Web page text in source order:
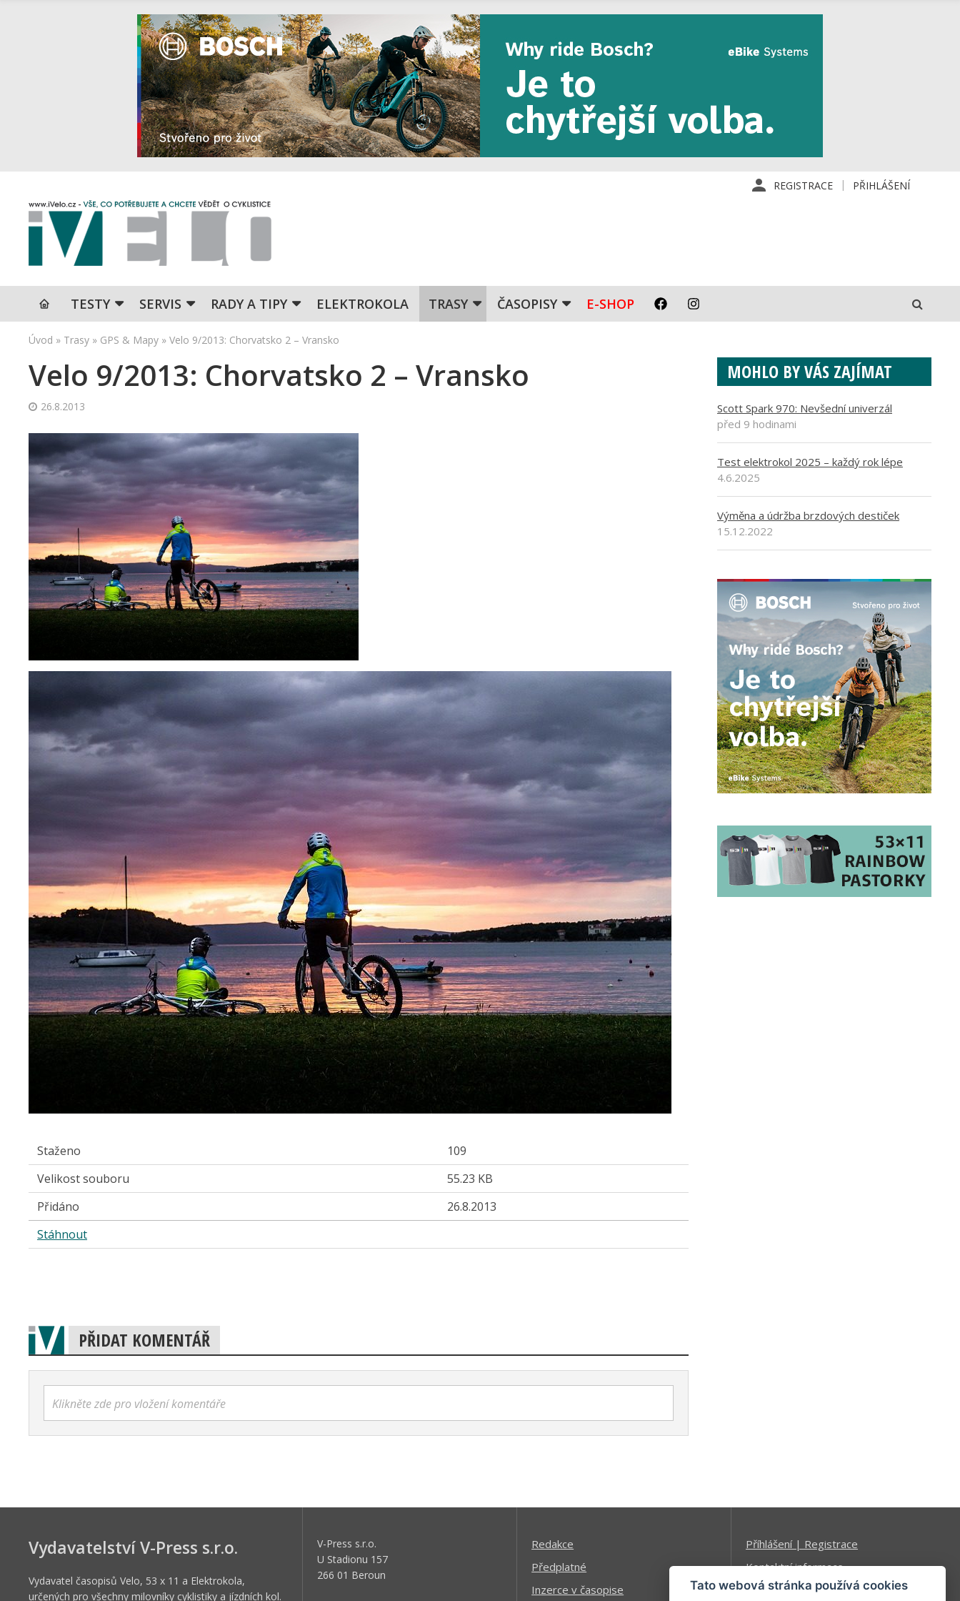
REGISTRACE PŘIHLÁŠENÍ
TESTY SERVIS RADY A TIPY ELEKTROKOLA TRASY ČASOPISY E-SHOP
Úvod » Trasy » GPS & Mapy » Velo 9/2013: Chorvatsko 2 – Vransko
Velo 9/2013: Chorvatsko 2 – Vransko
26.8.2013
Staženo
109
Velikost souboru
55.23 KB
Přidáno
26.8.2013
Stáhnout
PŘIDAT KOMENTÁŘ
Klikněte zde pro vložení komentáře
MOHLO BY VÁS ZAJÍMAT
Scott Spark 970: Nevšední univerzál
před 9 hodinami
Test elektrokol 2025 – každý rok lépe
4.6.2025
Výměna a údržba brzdových destiček
15.12.2022
Vydavatelství V-Press s.r.o.
Vydavatel časopisů Velo, 53 x 11 a Elektrokola,
určených pro všechny milovníky cyklistiky a jízdních kol.
V-Press s.r.o.
U Stadionu 157
266 01 Beroun
Redakce
Předplatné
Inzerce v časopise
Příhlášení | Registrace
Kontaktní informace
Mapa stránek
Tato webová stránka používá cookies